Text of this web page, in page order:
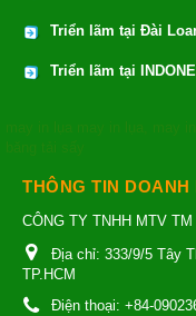
Triển lãm tại Đài
Triển lãm tại
THÔNG TIN DOANH
CÔNG TY TNHH MTV
Địa chỉ: 333/9/5 Tây
TP.HCM
Điện thoại: +84-